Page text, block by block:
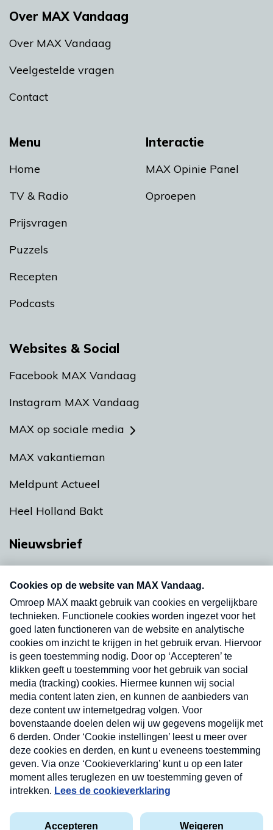
Menu
Home
TV & Radio
Prijsvragen
Puzzels
Recepten
Podcasts
Interactie
MAX Opinie Panel
Oproepen
Over MAX Vandaag
Over MAX Vandaag
Veelgestelde vragen
Contact
Websites & Social
Facebook MAX Vandaag
Instagram MAX Vandaag
MAX op sociale media
MAX vakantieman
Meldpunt Actueel
Heel Holland Bakt
Nieuwsbrief
nieuwsbrief. Elke vrijdag- en dinsdagochtend in
uw mailbox.
Verzend
Privacyverklaring
Cookieverklaring
Nieuwsbrief
Neem hier een gratis abonnement op onze
nieuwsbrief. Elke vrijdag- en dinsdagochtend in uw